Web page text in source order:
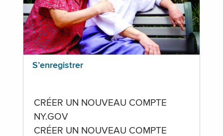
S’enregistrer
CRÉER UN NOUVEAU COMPTE
NY.GOV
CRÉER UN NOUVEAU COMPTE